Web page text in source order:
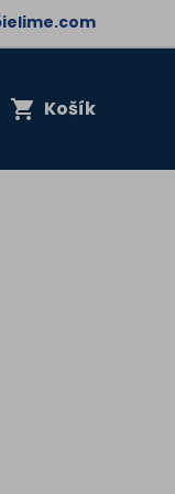
Košík